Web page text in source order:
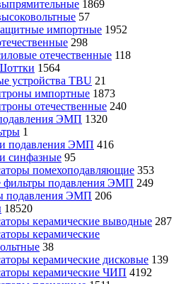
1869
57
импортные 1952
298
отечественные 118
1564
устройства TBU 21
импортные 1873
отечественные 240
ЭМП 1320
1
подавления ЭМП 416
синфазные 95
помехоподавляющие 353
фильтры подавления ЭМП 249
подавления ЭМП 206
18520
керамические выводные 287
керамические
38
керамические дисковые 139
керамические ЧИП 4192